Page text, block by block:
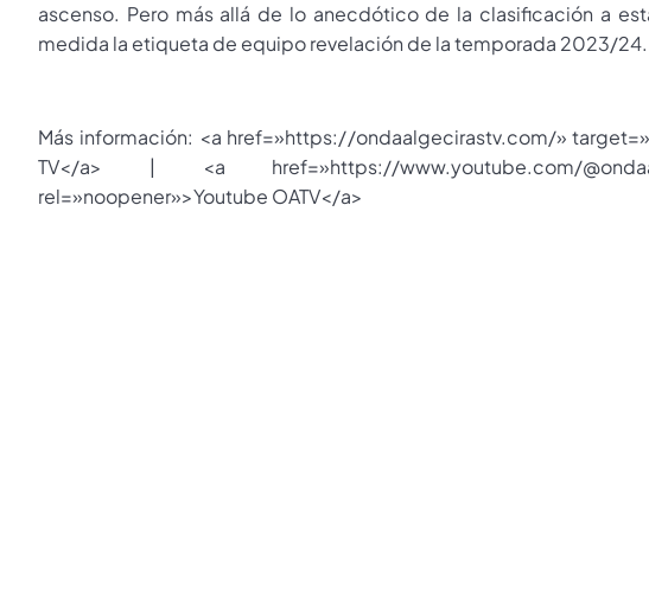
ascenso. Pero más allá de lo anecdótico de la clasificación a
medida la etiqueta de equipo revelación de la temporada 2023/24.
Más información: <a href=»https://ondaalgecirastv.com/»
TV</a> | <a href=»https://www.youtube.com/
rel=»noopener»>Youtube OATV</a>